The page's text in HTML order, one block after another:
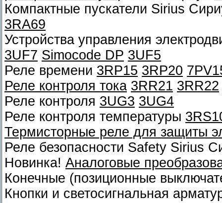
Компактные пускатели Sirius
3RA69
Устройства управления
3UF7 Simocode DP 3UF5
Реле времени 3RP15 3RP20
Реле контроля тока 3RR21 3RR22
Реле контроля 3UG3 3UG4
Реле контроля температуры
Термисторные реле для защиты
Реле безопасности Safety Sirius
Новинка! Аналоговые
Конечные (позиционные
Кнопки и светосигнальная